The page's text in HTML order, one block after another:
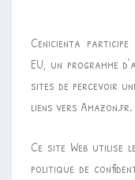
Cenicienta participe
EU, un programme
sites de percevoir
liens vers Amazon.fr.
Ce site Web utilise
politique de